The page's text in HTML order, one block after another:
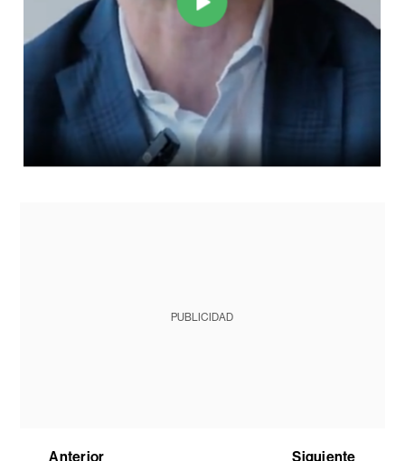
PUBLICIDAD
Anterior Siguiente